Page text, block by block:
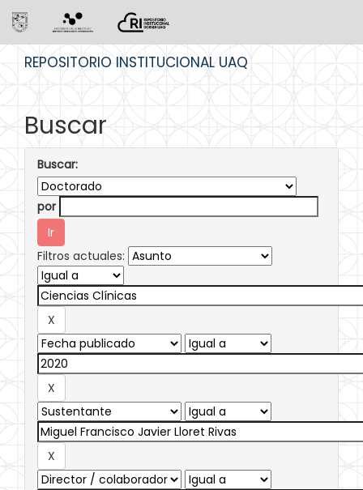
REPOSITORIO INSTITUCIONAL UAQ
Buscar
Buscar:
por
Filtros actuales: